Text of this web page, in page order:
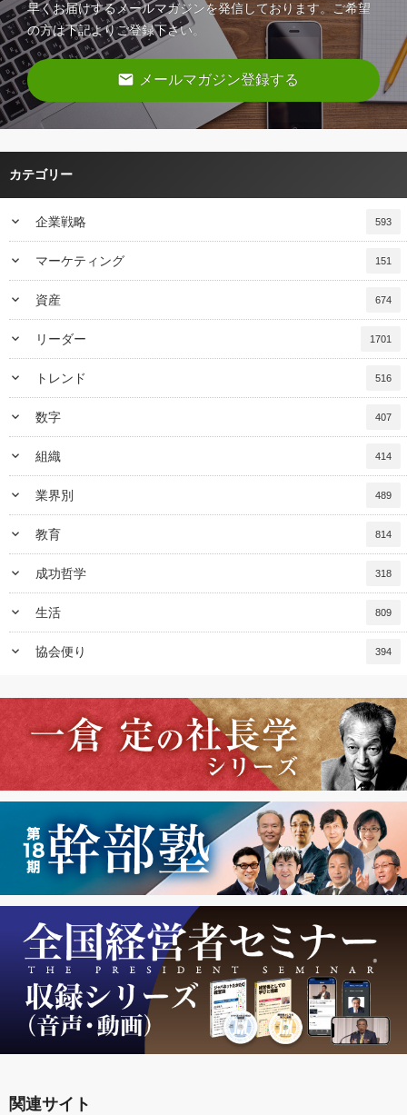
早くお届けするメールマガジンを発信しております。ご希望
の方は下記よりご登録下さい。
email メールマガジン登録する
カテゴリー
keyboard_arrow_down 企業戦略 593
keyboard_arrow_down マーケティング 151
keyboard_arrow_down 資産 674
keyboard_arrow_down リーダー 1701
keyboard_arrow_down トレンド 516
keyboard_arrow_down 数字 407
keyboard_arrow_down 組織 414
keyboard_arrow_down 業界別 489
keyboard_arrow_down 教育 814
keyboard_arrow_down 成功哲学 318
keyboard_arrow_down 生活 809
keyboard_arrow_down 協会便り 394
関連サイト